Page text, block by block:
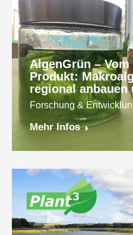
AlgenGrün –
Produkt:
regional anbauen
Forschung &
Mehr Infos